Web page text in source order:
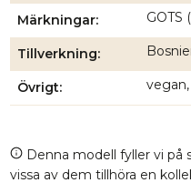
Märkningar GOTS
Tillverkning
Övrigt
Denna modell fyller vi på
vissa av dem tillhöra en